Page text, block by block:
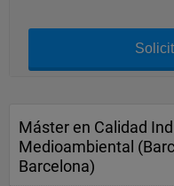
Máster en Calidad
Medioambiental
Barcelona)